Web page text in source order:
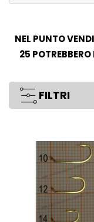
NEL PUNTO
25 POTREBBERO
FILTRI